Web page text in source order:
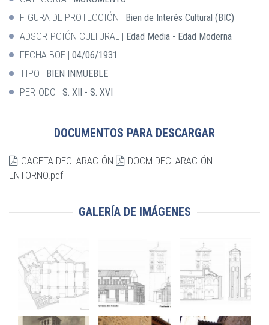
FIGURA DE PROTECCIÓN Bien de Interés Cultural (BIC)
ADSCRIPCIÓN CULTURAL Edad Media - Edad Moderna
FECHA BOE 04/06/1931
TIPO BIEN INMUEBLE
PERIODO S. XII - S. XVI
DOCUMENTOS PARA DESCARGAR
GACETA DECLARACIÓN
DOCM DECLARACIÓN
ENTORNO.pdf
GALERÍA DE IMÁGENES